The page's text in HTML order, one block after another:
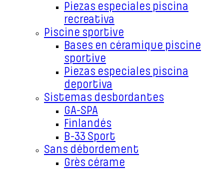
Piezas especiales piscina
recreativa
Piscine sportive
Bases en céramique piscine
sportive
Piezas especiales piscina
deportiva
Sistemas desbordantes
GA-SPA
Finlandés
B-33 Sport
Sans débordement
Grès cérame